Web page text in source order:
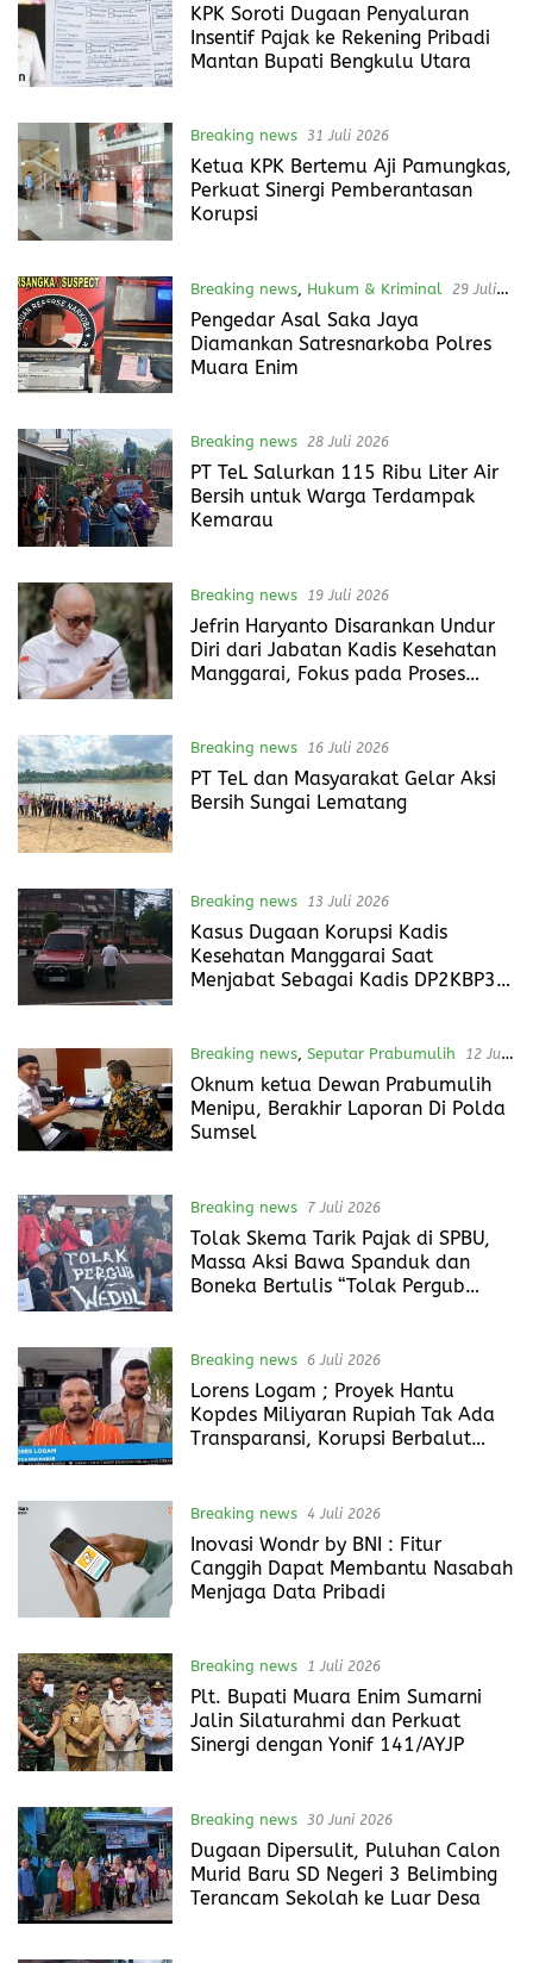
KPK Soroti Dugaan Penyaluran
Insentif Pajak ke Rekening Pribadi
Mantan Bupati Bengkulu Utara
Breaking news 31 Juli 2026
Ketua KPK Bertemu Aji Pamungkas,
Perkuat Sinergi Pemberantasan
Korupsi
Breaking news, Hukum & Kriminal
29 Juli
2026
Pengedar Asal Saka Jaya
Diamankan Satresnarkoba Polres
Muara Enim
Breaking news 28 Juli 2026
PT TeL Salurkan 115 Ribu Liter Air
Bersih untuk Warga Terdampak
Kemarau
Breaking news 19 Juli 2026
Jefrin Haryanto Disarankan Undur
Diri dari Jabatan Kadis Kesehatan
Manggarai, Fokus pada Proses
Breaking news 16 Juli 2026
PT TeL dan Masyarakat Gelar Aksi
Bersih Sungai Lematang
Breaking news 13 Juli 2026
Kasus Dugaan Korupsi Kadis
Kesehatan Manggarai Saat
Menjabat Sebagai Kadis DP2KBP3A
Breaking news, Seputar Prabumulih
12 Juli
2026
Oknum ketua Dewan Prabumulih
Menipu, Berakhir Laporan Di Polda
Sumsel
Breaking news 7 Juli 2026
Tolak Skema Tarik Pajak di SPBU,
Massa Aksi Bawa Spanduk dan
Boneka Bertulis “Tolak Pergub
Breaking news 6 Juli 2026
Lorens Logam ; Proyek Hantu
Kopdes Miliyaran Rupiah Tak Ada
Transparansi, Korupsi Berbalut
Breaking news 4 Juli 2026
Inovasi Wondr by BNI : Fitur
Canggih Dapat Membantu Nasabah
Menjaga Data Pribadi
Breaking news 1 Juli 2026
Plt. Bupati Muara Enim Sumarni
Jalin Silaturahmi dan Perkuat
Sinergi dengan Yonif 141/AYJP
Breaking news 30 Juni 2026
Dugaan Dipersulit, Puluhan Calon
Murid Baru SD Negeri 3 Belimbing
Terancam Sekolah ke Luar Desa